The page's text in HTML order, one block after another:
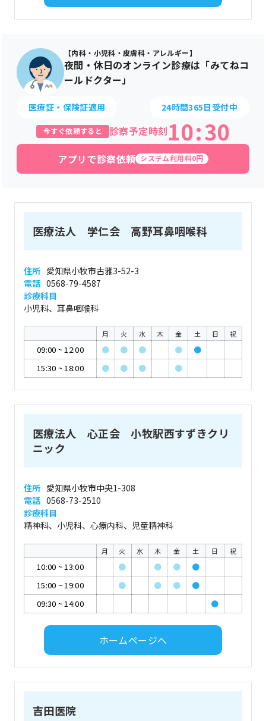
【内科・小児科・皮膚科・アレルギー】
夜間・休日のオンライン診療は「みてねコ
ールドクター」
医療証・保険証適用 24時間365日受付中
今すぐ依頼すると 診察予定時刻10:30
アプリで診察依頼 システム利用料0円
医療法人 学仁会 高野耳鼻咽喉科
住所 愛知県小牧市古雅3-52-3
電話 0568-79-4587
診療科目
小児科、耳鼻咽喉科
月 火 水 木 金 土 日 祝
09:00 ~12:00 ● ● ● ●
●
15:30 ~18:00 ● ● ● ●
医療法人 心正会 小牧駅西すずきクリ
ニック
住所 愛知県小牧市中央1-308
電話 0568-73-2510
診療科目
精神科、小児科、心療内科、児童精神科
月 火 水 木 金 土 日 祝
10:00 ~13:00 ● ● ●
●
15:00 ~19:00 ● ● ●
●
09:30 ~14:00 ●
ホームページへ
吉田医院